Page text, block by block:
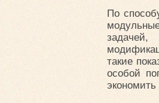
По
такие
особой